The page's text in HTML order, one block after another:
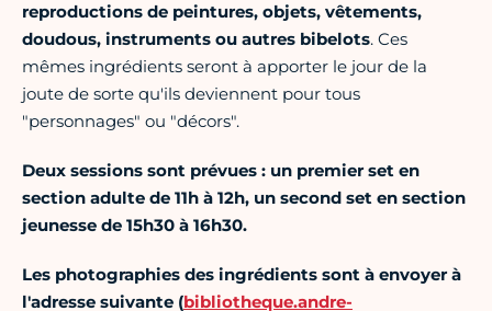
reproductions de peintures, objets, vêtements,
doudous, instruments ou autres bibelots. Ces
mêmes ingrédients seront à apporter le jour de la
joute de sorte qu'ils deviennent pour tous
"personnages" ou "décors".
Deux sessions sont prévues : un premier set en
section adulte de 11h à 12h, un second set en section
jeunesse de 15h30 à 16h30.
Les photographies des ingrédients sont à envoyer à
l'adresse suivante (bibliotheque.andre-